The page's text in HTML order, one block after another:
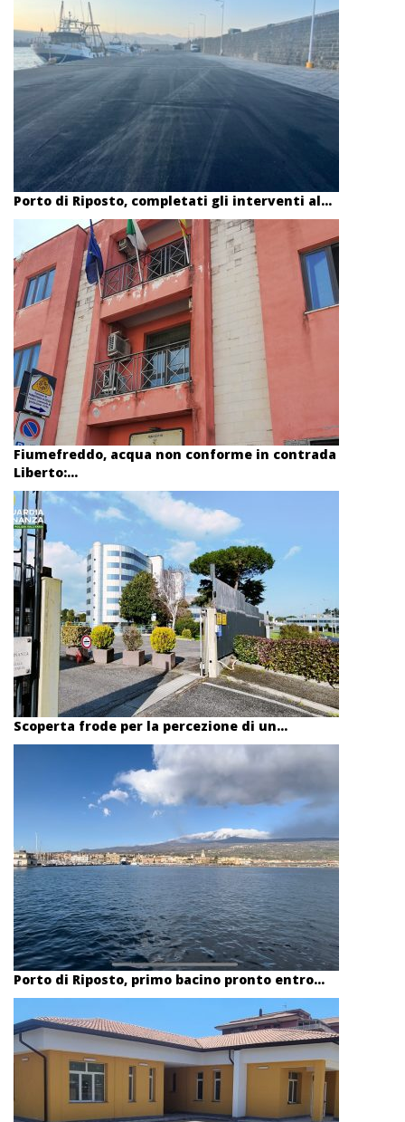
Porto di Riposto, completati gli interventi al...
Fiumefreddo, acqua non conforme in contrada
Liberto:...
Scoperta frode per la percezione di un...
Porto di Riposto, primo bacino pronto entro...